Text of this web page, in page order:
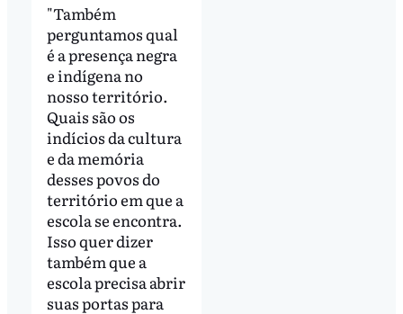
"Também
perguntamos qual
é a presença negra
e indígena no
nosso território.
Quais são os
indícios da cultura
e da memória
desses povos do
território em que a
escola se encontra.
Isso quer dizer
também que a
escola precisa abrir
suas portas para